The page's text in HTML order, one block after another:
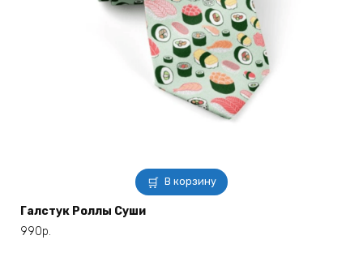
В корзину
Галстук Роллы Суши
990р.